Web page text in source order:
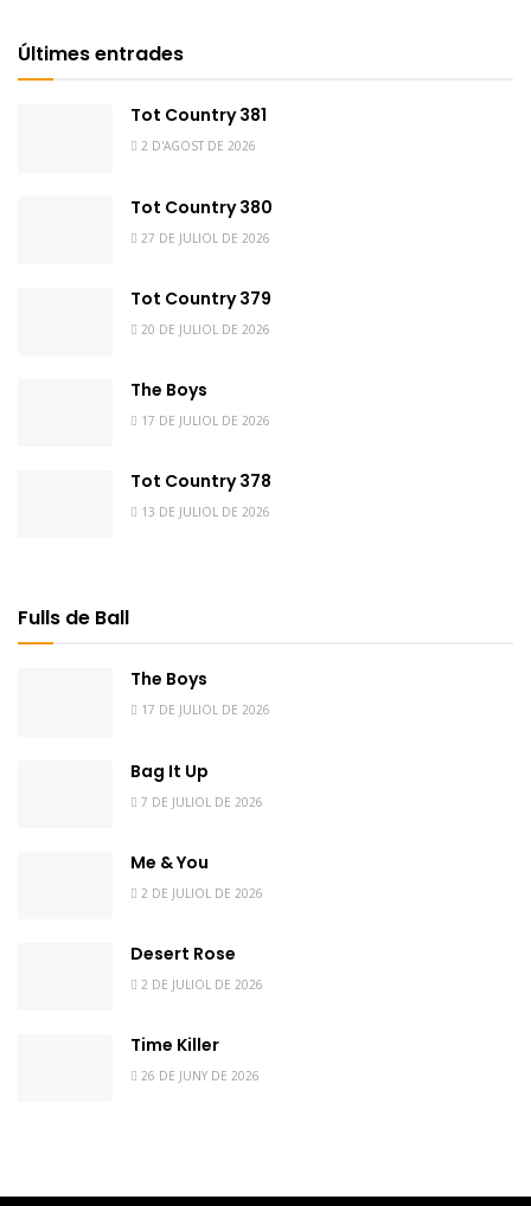
Últimes entrades
Tot Country 381
2 D'AGOST DE 2026
Tot Country 380
27 DE JULIOL DE 2026
Tot Country 379
20 DE JULIOL DE 2026
The Boys
17 DE JULIOL DE 2026
Tot Country 378
13 DE JULIOL DE 2026
Fulls de Ball
The Boys
17 DE JULIOL DE 2026
Bag It Up
7 DE JULIOL DE 2026
Me & You
2 DE JULIOL DE 2026
Desert Rose
2 DE JULIOL DE 2026
Time Killer
26 DE JUNY DE 2026